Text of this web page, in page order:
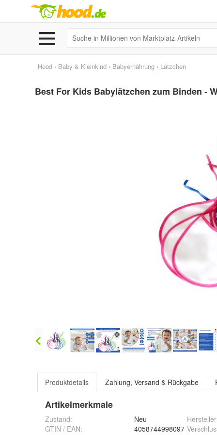
Hood › Baby & Kleinkind › Babyernährung › Lätzchen
Best For Kids Babylätzchen zum Binden -
Produktdetails Zahlung, Versand & Rückgabe
Artikelmerkmale
Zustand:
Neu
GTIN / EAN:
4058744998097